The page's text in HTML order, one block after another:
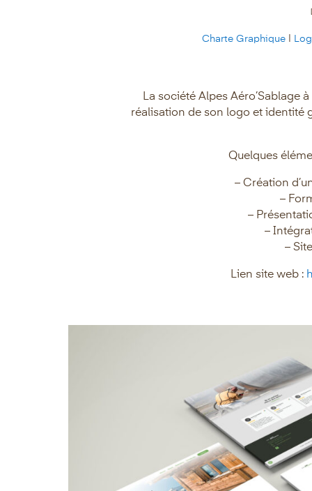
Charte Graphique
La société Alpes Aéro’Sablage
réalisation de son logo et identité
Quelques
– Création
–
–
–
–
Lien site web :